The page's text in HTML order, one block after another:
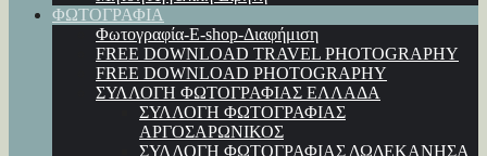
ΦΩΤΟΓΡΑΦΙΑ
Φωτογραφία-E-shop-Διαφήμιση
FREE DOWNLOAD TRAVEL PHOTOGRAPHY
FREE DOWNLOAD PHOTOGRAPHY
ΣΥΛΛΟΓΗ ΦΩΤΟΓΡΑΦΙΑΣ ΕΛΛΑΔΑ
ΣΥΛΛΟΓΗ ΦΩΤΟΓΡΑΦΙΑΣ
ΑΡΓΟΣΑΡΩΝΙΚΟΣ
ΣΥΛΛΟΓΗ ΦΩΤΟΓΡΑΦΙΑΣ ΔΩΔΕΚΑΝΗΣΑ